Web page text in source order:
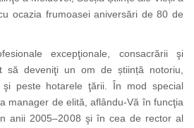
ocazia frumoasei aniversări de 80 de
excepţionale, consacrării şi
să deveniţi un om de știință notoriu,
şi peste hotarele ţării. În mod special
manager de elită, aflându-Vă în funcţia
anii 2005–2008 şi în cea de rector al